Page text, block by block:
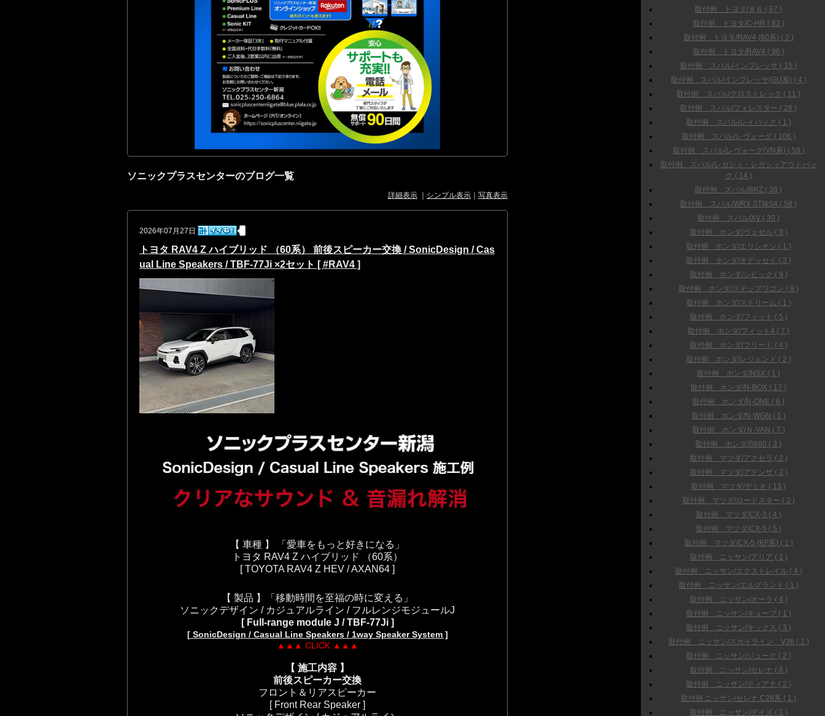
ソニックプラスセンターのブログ一覧
詳細表示 シンプル表示 写真表示
2026年07月27日
トヨタ RAV4 Z ハイブリッド （60系） 前後スピーカー交換 / SonicDesign / Cas
ual Line Speakers / TBF-77Ji ×2セット [ #RAV4 ]
【 車種 】
「愛車をもっと好きになる」
トヨタ RAV4 Z ハイブリッド （60系）
[ TOYOTA RAV4 Z HEV / AXAN64 ]
【 製品 】
「移動時間を至福の時に変える」
ソニックデザイン / カジュアルライン / フルレンジモジュールJ
[ Full-range module J / TBF-77Ji ]
[ SonicDesign / Casual Line Speakers / 1way Speaker System ]
▲▲▲ CLICK ▲▲▲
【 施工内容 】
前後スピーカー交換
フロント＆リアスピーカー
[ Front Rear Speaker ]
取付例 トヨタ/８６ ( 67 )
取付例 トヨタ/C-HR ( 83 )
取付例 トヨタ/RAV4 (60系) ( 2 )
取付例 トヨタ/RAV4 ( 96 )
取付例 スバル/インプレッサ ( 15 )
取付例 スバル/インプレッサ(GU系) ( 4 )
取付例 スバル/クロストレック ( 11 )
取付例 スバル/フォレスター ( 28 )
取付例 スバル/レイバック ( 1 )
取付例 スバル/レヴォーグ ( 106 )
取付例 スバル/レヴォーグ(VN系) ( 59 )
取付例 スバル/レガシィ・レガシィアウトバッ
ク ( 14 )
取付例 スバル/BRZ ( 38 )
取付例 スバル/WRX STI&S4 ( 58 )
取付例 スバル/XV ( 30 )
取付例 ホンダ/ヴェゼル ( 9 )
取付例 ホンダ/エリシオン ( 1 )
取付例 ホンダ/オデッセイ ( 3 )
取付例 ホンダ/シビック ( 9 )
取付例 ホンダ/ステップワゴン ( 9 )
取付例 ホンダ/ストリーム ( 1 )
取付例 ホンダ/フィット ( 5 )
取付例 ホンダ/フィット4 ( 7 )
取付例 ホンダ/フリード ( 4 )
取付例 ホンダ/レジェンド ( 2 )
取付例 ホンダ/NSX ( 1 )
取付例 ホンダ/N-BOX ( 17 )
取付例 ホンダ/N-ONE ( 6 )
取付例 ホンダ/N-WGN ( 1 )
取付例 ホンダ/Ｎ-VAN ( 7 )
取付例 ホンダ/S660 ( 3 )
取付例 マツダ/アクセラ ( 2 )
取付例 マツダ/アテンザ ( 2 )
取付例 マツダ/デミオ ( 13 )
取付例 マツダ/ロードスター ( 2 )
取付例 マツダ/CX-3 ( 4 )
取付例 マツダ/CX-5 ( 5 )
取付例 マツダ/CX-5 (KF系) ( 1 )
取付例 ニッサン/アリア ( 1 )
取付例 ニッサン/エクストレイル ( 4 )
取付例 ニッサン/エルグランド ( 1 )
取付例 ニッサン/オーラ ( 4 )
取付例 ニッサン/キューブ ( 1 )
取付例 ニッサン/キックス ( 3 )
取付例 ニッサン/スカイライン V36 ( 1 )
取付例 ニッサン/ジューク ( 2 )
取付例 ニッサン/セレナ ( 6 )
取付例 ニッサン/ティアナ ( 2 )
取付例 ニッサン/セレナ C28系 ( 1 )
取付例 ニッサン/デイズ ( 1 )